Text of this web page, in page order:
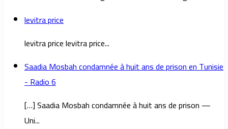
levitra price
levitra price levitra price...
Saadia Mosbah condamnée à huit ans de prison en Tunisie
- Radio 6
[…] Saadia Mosbah condamnée à huit ans de prison —
Uni...